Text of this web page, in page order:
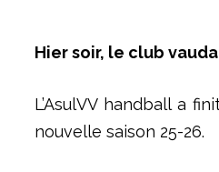
Hier soir, le club
L’AsulVV handball a
nouvelle saison 25-26.